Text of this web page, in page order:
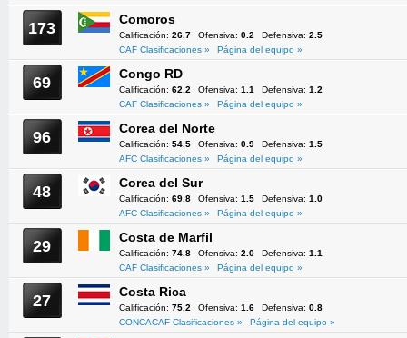
173 Comoros
Calificación: 26.7 Ofensiva: 0.2 Defensiva: 2.5
CAF Clasificaciones »
Página del equipo »
69 Congo RD
Calificación: 62.2 Ofensiva: 1.1 Defensiva: 1.2
CAF Clasificaciones »
Página del equipo »
96 Corea del Norte
Calificación: 54.5 Ofensiva: 0.9 Defensiva: 1.5
AFC Clasificaciones »
Página del equipo »
48 Corea del Sur
Calificación: 69.8 Ofensiva: 1.5 Defensiva: 1.0
AFC Clasificaciones »
Página del equipo »
29 Costa de Marfil
Calificación: 74.8 Ofensiva: 2.0 Defensiva: 1.1
CAF Clasificaciones »
Página del equipo »
27 Costa Rica
Calificación: 75.2 Ofensiva: 1.6 Defensiva: 0.8
CONCACAF Clasificaciones »
Página del equipo »